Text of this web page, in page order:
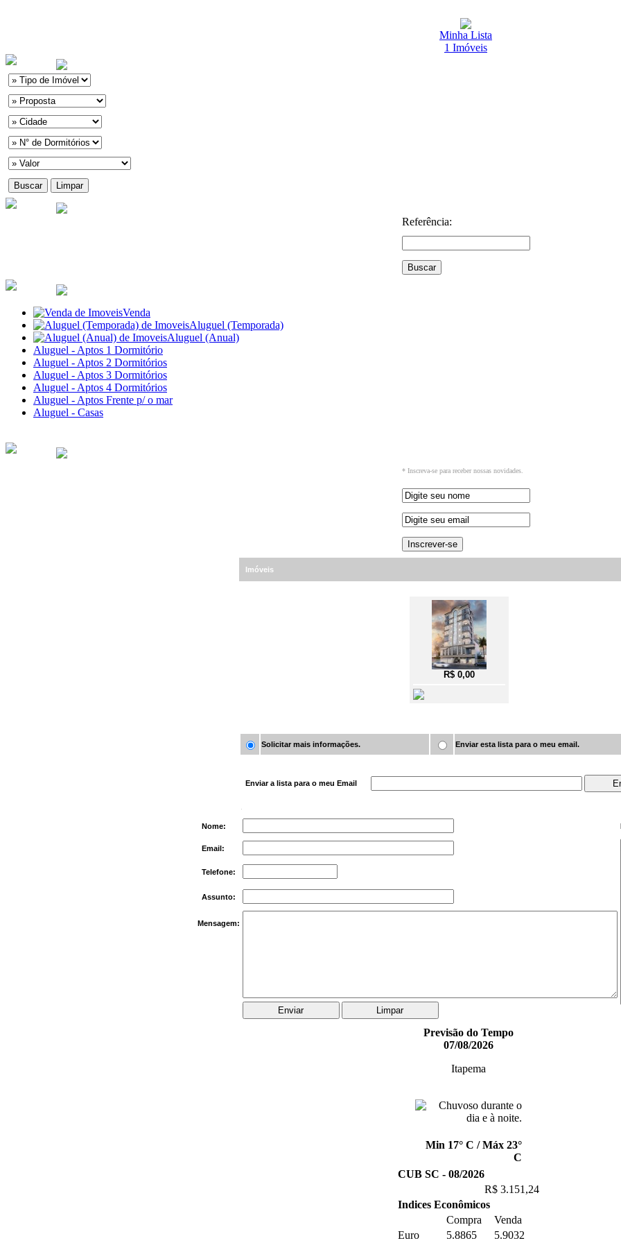
Minha Lista
1 Imóveis
Referência:
Venda
Aluguel (Temporada)
Aluguel (Anual)
Aluguel - Aptos 1 Dormitório
Aluguel - Aptos 2 Dormitórios
Aluguel - Aptos 3 Dormitórios
Aluguel - Aptos 4 Dormitórios
Aluguel - Aptos Frente p/ o mar
Aluguel - Casas
* Inscreva-se para receber nossas novidades.
Imóveis
R$ 0,00
Solicitar mais informações. Enviar esta lista para o meu email.
Enviar a lista para o meu Email
Nome:
Email:
Telefone:
Assunto:
Mensagem:
Previsão do Tempo
07/08/2026
Itapema
Min 17° C / Máx 23°
C
CUB SC - 08/2026
R$ 3.151,24
Indices Econômicos
Compra
Venda
Euro
5.8865 5.9032